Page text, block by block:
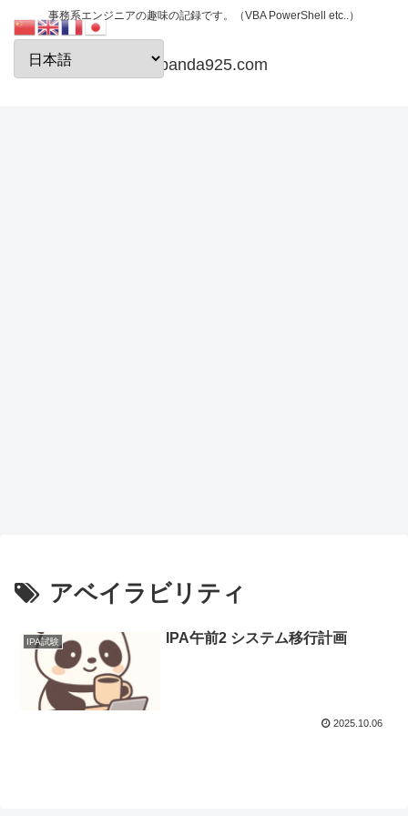
事務系エンジニアの趣味の記録です。（VBA PowerShell etc..）
papanda925.com
アベイラビリティ
IPA試験 IPA午前2 システム移行計画
2025.10.06